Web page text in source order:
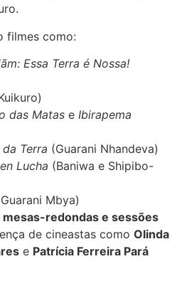
filmes como:
Essa Terra é Nossa!
das Matas e Ibirapema
Terra (Guarani Nhandeva)
Lucha (Baniwa e Shipibo-
Mbya)
mesas-redondas e sessões
de cineastas como Olinda
e Patrícia Ferreira Pará